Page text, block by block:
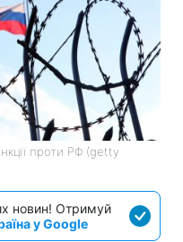
проти РФ (getty
новин! Отримуй
у Google